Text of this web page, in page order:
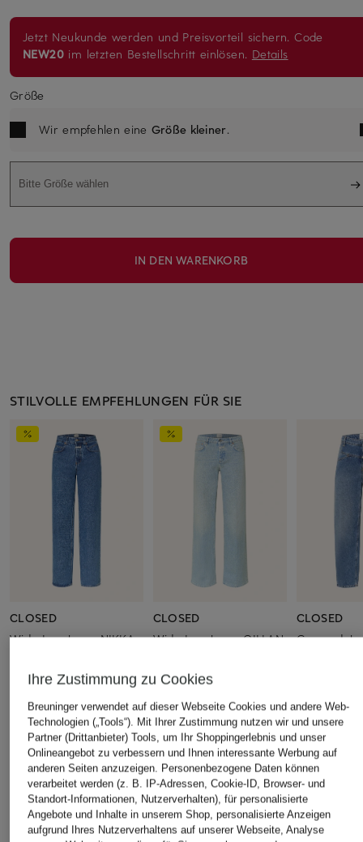
Jetzt Neukunde werden und Preisvorteil sichern. Code
NEW20 im letzten Bestellschritt einlösen. Details
Größe
Wir empfehlen eine Größe kleiner.
Bitte Größe wählen
IN DEN WARENKORB
STILVOLLE EMPFEHLUNGEN FÜR SIE
CLOSED
Wide Leg Jeans NIKKA
Ursprünglich:CHF 289
CLOSED
Wide Leg Jeans GILLAN
Ursprünglich:
CLOSED
Cropped
ÄHNLICHE ARTIKEL ENTDECKEN
Ihre Zustimmung zu Cookies
Breuninger verwendet auf dieser Webseite Cookies und andere Web-
Technologien („Tools“). Mit Ihrer Zustimmung nutzen wir und unsere
Partner (Drittanbieter) Tools, um Ihr Shoppingerlebnis und unser
Onlineangebot zu verbessern und Ihnen interessante Werbung auf
anderen Seiten anzuzeigen. Personenbezogene Daten können
verarbeitet werden (z. B. IP-Adressen, Cookie-ID, Browser- und
Standort-Informationen, Nutzerverhalten), für personalisierte
Angebote und Inhalte in unserem Shop, personalisierte Anzeigen
aufgrund Ihres Nutzerverhaltens auf unserer Webseite, Analyse